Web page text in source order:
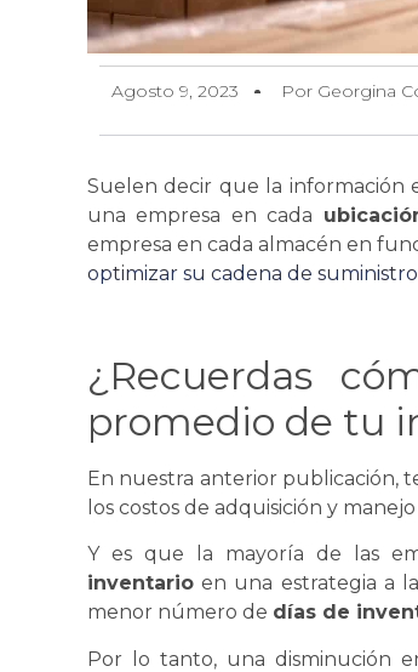
Agosto 9, 2023 Por Georgina
Suelen decir que la información
una empresa en cada
empresa en cada almacén en
optimizar su cadena de suministro
¿Recuerdas
promedio de tu
En nuestra anterior publicación,
los costos de adquisición y
Y es que la mayoría de las
inventario en una estrategia a
menor número de días de
Por lo tanto, una disminución